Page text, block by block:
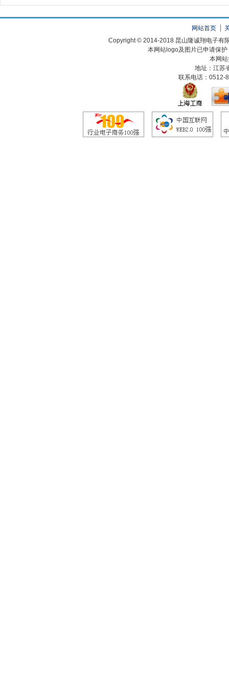
网站首页
Copyright © 2014-2018 昆山隆诚翔电子有
本网站logo及图片已申请保
本网
地址：江
联系电话：0512-